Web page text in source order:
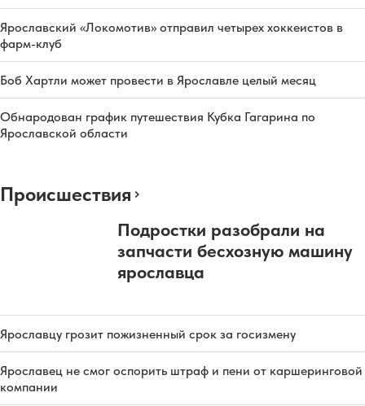
Ярославский «Локомотив» отправил четырех хоккеистов в
фарм-клуб
Боб Хартли может провести в Ярославле целый месяц
Обнародован график путешествия Кубка Гагарина по
Ярославской области
Происшествия
Подростки разобрали на
запчасти бесхозную машину
ярославца
Ярославцу грозит пожизненный срок за госизмену
Ярославец не смог оспорить штраф и пени от каршеринговой
компании